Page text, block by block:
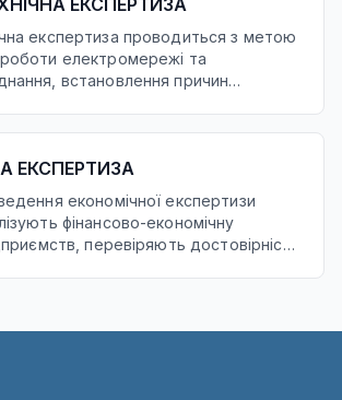
ЕКСПЕРТИЗА
експертиза проводиться з метою
електромережі та
встановлення причин
ЕКСПЕРТИЗА
економічної експертизи
фінансово-економічну
перевіряють достовірність
облік та звітність.